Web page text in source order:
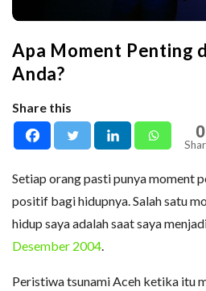
Apa Moment Penting
Anda?
Share this
0
Setiap orang pasti punya moment
positif bagi hidupnya. Salah satu
hidup saya adalah saat saya
Desember 2004
Peristiwa tsunami Aceh ketika itu